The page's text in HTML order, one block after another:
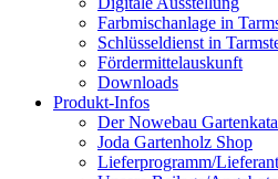
Farbmischanlage in
Schlüsseldienst in
Fördermittelauskunft
Downloads
Produkt-Infos
Der Nowebau
Joda Gartenholz Shop
Lieferprogramm/